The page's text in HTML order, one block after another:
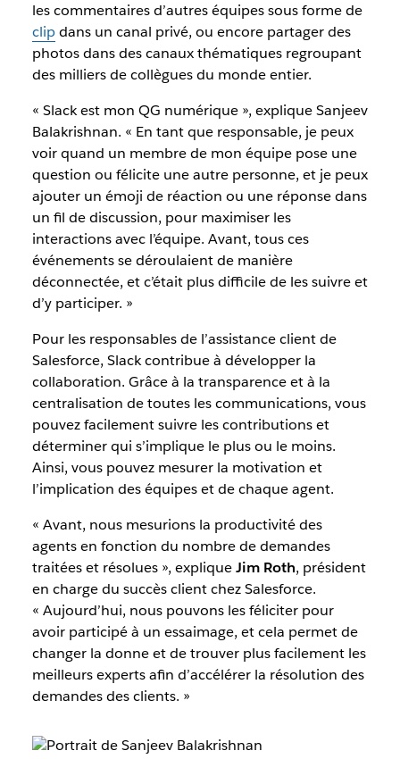
les commentaires d’autres équipes sous forme de
clipdans un canal privé, ou encore partager des
photos dans des canaux thématiques regroupant
des milliers de collègues du monde entier.
« Slack est mon QG numérique », explique Sanjeev
Balakrishnan. « En tant que responsable, je peux
voir quand un membre de mon équipe pose une
question ou félicite une autre personne, et je peux
ajouter un émoji de réaction ou une réponse dans
un fil de discussion, pour maximiser les
interactions avec l’équipe. Avant, tous ces
événements se déroulaient de manière
déconnectée, et c’était plus difficile de les suivre et
d’y participer. »
Pour les responsables de l’assistance client de
Salesforce, Slack contribue à développer la
collaboration. Grâce à la transparence et à la
centralisation de toutes les communications, vous
pouvez facilement suivre les contributions et
déterminer qui s’implique le plus ou le moins.
Ainsi, vous pouvez mesurer la motivation et
l’implication des équipes et de chaque agent.
« Avant, nous mesurions la productivité des
agents en fonction du nombre de demandes
traitées et résolues », expliqueJim Roth, président
en charge du succès client chez Salesforce.
« Aujourd’hui, nous pouvons les féliciter pour
avoir participé à un essaimage, et cela permet de
changer la donne et de trouver plus facilement les
meilleurs experts afin d’accélérer la résolution des
demandes des clients. »